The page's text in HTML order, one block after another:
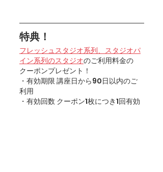
特典！
フレッシュスタジオ系列、スタジオパ
イン系列のスタジオのご利用料金の
クーポンプレゼント！
・有効期限 講座日から90日以内のご
利用
・有効回数 クーポン1枚につき1回有効